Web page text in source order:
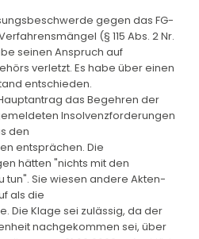
gegen das FG-
(§ 115 Abs. 2 Nr.
seinen Anspruch auf
verletzt. Es habe über einen
entschieden.
das Begehren der
Insolvenzforderungen
den
entsprächen. Die
hätten "nichts mit den
tun". Sie wiesen andere Akten-
als die
Die Klage sei zulässig, da der
nachgekommen sei, über